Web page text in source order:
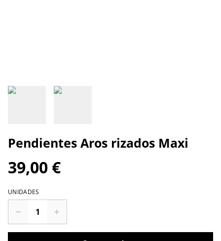
Pendientes Aros rizados Maxi
39,00 €
UNIDADES